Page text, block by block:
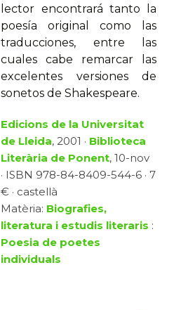
lector encontrará tanto la
poesía original como las
traducciones, entre las
cuales cabe remarcar las
excelentes versiones de
sonetos de Shakespeare.
Edicions de la Universitat
de Lleida, 2001 · Biblioteca
Literària de Ponent, 10-nov
· ISBN 978-84-8409-544-6 · 7
€ · castellà
Matèria: Biografies,
literatura i estudis literaris :
Poesia de poetes
individuals